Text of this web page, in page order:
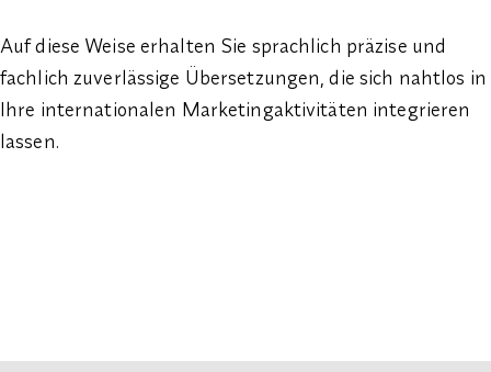
Auf diese Weise erhalten Sie sprachlich präzise und
fachlich zuverlässige Übersetzungen, die sich nahtlos in
Ihre internationalen Marketingaktivitäten integrieren
lassen.